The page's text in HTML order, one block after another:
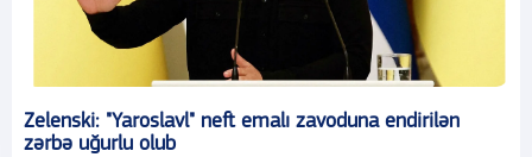
Zelenski: "Yaroslavl" neft emalı zavoduna endirilən
zərbə uğurlu olub